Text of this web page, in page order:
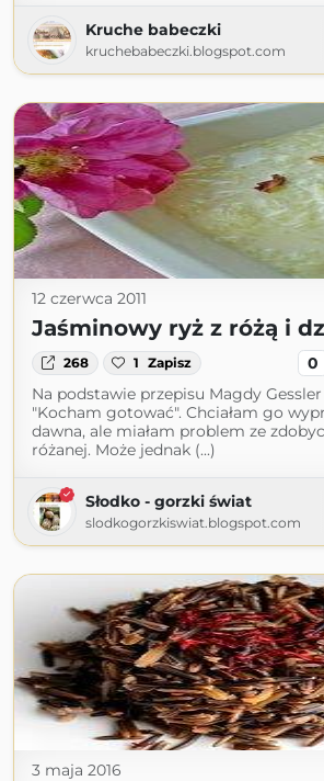
Kruche babeczki
kruchebabeczki.blogspot.com
12 czerwca 2011
Jaśminowy ryż z różą i
268 1 Zapisz 0
Na podstawie przepisu Magdy
"Kocham gotować". Chciałam go
dawna, ale miałam problem ze
różanej. Może jednak (...)
Słodko - gorzki świat
slodkogorzkiswiat.blogspot.com
3 maja 2016